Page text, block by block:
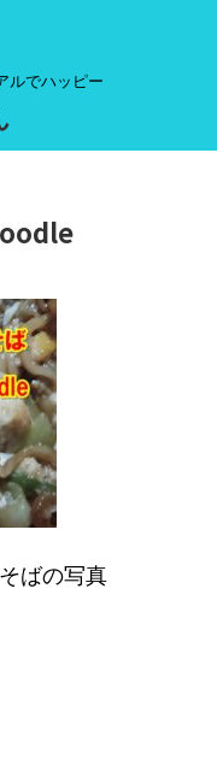
ルでハッピー
ばの写真